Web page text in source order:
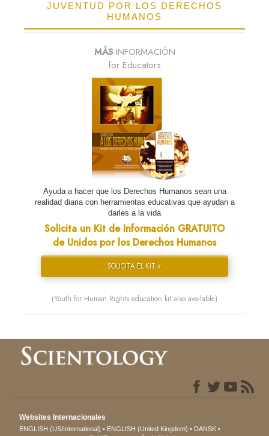
JUVENTUD POR LOS DERECHOS
HUMANOS
MÁSINFORMACIÓN
for Educators
Ayuda a hacer que los Derechos Humanos sean una
realidad diaria con herramientas educativas que ayudan a
darles a la vida
Solicita un Kit de Información GRATUITO
de Unidos por los Derechos Humanos
SOLICITA EL KIT »
(Youth for Human Rights education kit also available)
Websites Internacionales
ENGLISH (US/International) ENGLISH (United Kingdom)
DANSK